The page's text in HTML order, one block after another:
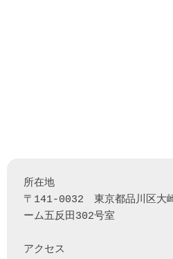
所在地
〒141-0032　東京都品川区大
ーム五反田302号室
アクセス